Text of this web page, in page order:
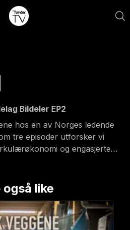
Bildeler EP2
hos en av Norges ledende
tre episoder utforsker vi
og engasjerte
Vi møter far og sønn
og følger prosessen
mottak av biler, til testing og
også like